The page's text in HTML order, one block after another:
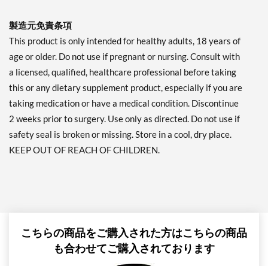
Out of stock
Expected 8/10/2026
Email me when available
製造元免責条項
This product is only intended for healthy adults, 18 years of
age or older. Do not use if pregnant or nursing. Consult with
a licensed, qualified, healthcare professional before taking
this or any dietary supplement product, especially if you are
taking medication or have a medical condition. Discontinue
2 weeks prior to surgery. Use only as directed. Do not use if
safety seal is broken or missing. Store in a cool, dry place.
KEEP OUT OF REACH OF CHILDREN.
こちらの商品をご購入された方はこちらの商品
も合わせてご購入されております